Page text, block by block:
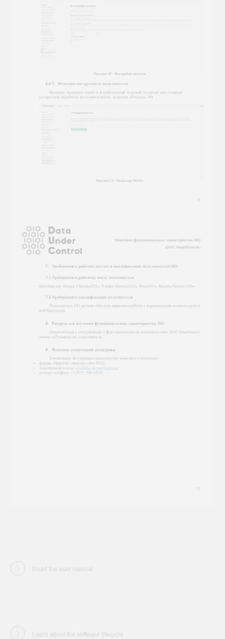
Read the user manual
Learn about the software lifecycle